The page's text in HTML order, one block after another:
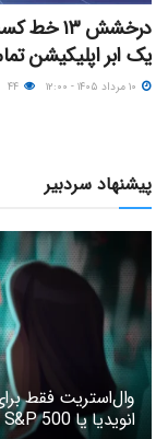
یک ابر اپلیکیشن
پیشنهاد سردبیر
وال‌استریت فقط
انویدیا یا S&P 500 این راهنما را بخوانید